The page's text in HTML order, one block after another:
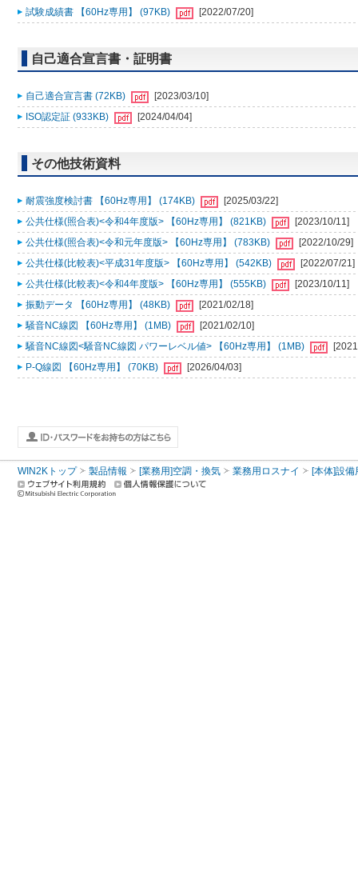
試験成績書 【60Hz専用】 (97KB) [2022/07/20]
自己適合宣言書・証明書
自己適合宣言書 (72KB)
[2023/03/10]
ISO認定証 (933KB)
[2024/04/04]
その他技術資料
耐震強度検討書 【60Hz専用】 (174KB)
[2025/03/22]
公共仕様(照合表)<令和4年度版> 【60Hz専用】 (821KB)
[2023/10/11]
公共仕様(照合表)<令和元年度版> 【60Hz専用】 (783KB)
[2022/10/29]
公共仕様(比較表)<平成31年度版> 【60Hz専用】 (542KB)
[2022/07/21]
公共仕様(比較表)<令和4年度版> 【60Hz専用】 (555KB)
[2023/10/11]
振動データ 【60Hz専用】 (48KB)
[2021/02/18]
騒音NC線図 【60Hz専用】 (1MB)
[2021/02/10]
騒音NC線図<騒音NC線図 パワーレベル値> 【60Hz専用】 (1MB)
P-Q線図 【60Hz専用】 (70KB)
[2026/04/03]
WIN2Kトップ 製品情報 [業務用]空調・換気 業務用ロスナイ [本体]設備